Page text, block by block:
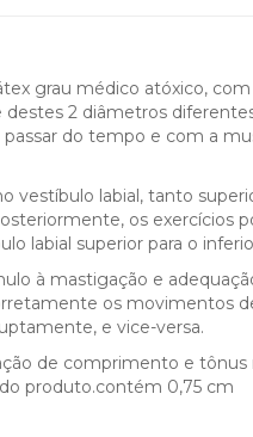
grau médico atóxico,
destes 2 diâmetros
do tempo e com a
vestíbulo labial, tanto
os exercícios
labial superior para o
à mastigação e
os movimentos
e vice-versa.
de comprimento e
produto.contém 0,75 cm